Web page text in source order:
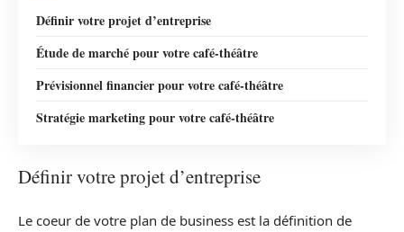
Définir votre projet d’entreprise
Étude de marché pour votre café-théâtre
Prévisionnel financier pour votre café-théâtre
Stratégie marketing pour votre café-théâtre
Définir votre projet d’entreprise
Le coeur de votre plan de business est la définition de